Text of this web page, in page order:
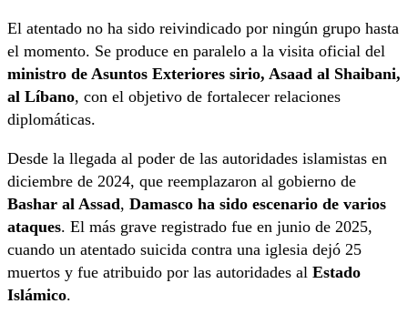
El atentado no ha sido reivindicado por ningún grupo hasta
el momento. Se produce en paralelo a la visita oficial del
ministro de Asuntos Exteriores sirio, Asaad al Shaibani,
al Líbano, con el objetivo de fortalecer relaciones
diplomáticas.
Desde la llegada al poder de las autoridades islamistas en
diciembre de 2024, que reemplazaron al gobierno de
Bashar al Assad, Damasco ha sido escenario de varios
ataques. El más grave registrado fue en junio de 2025,
cuando un atentado suicida contra una iglesia dejó 25
muertos y fue atribuido por las autoridades al Estado
Islámico.